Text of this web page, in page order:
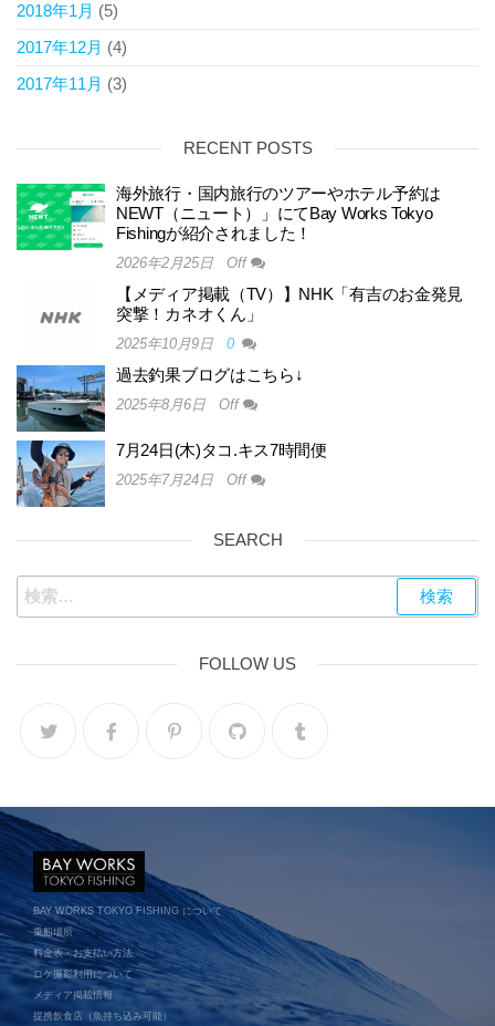
2018年1月 (5)
2017年12月 (4)
2017年11月 (3)
RECENT POSTS
海外旅行・国内旅行のツアーやホテル予約は
NEWT（ニュート）」にてBay Works Tokyo
Fishingが紹介されました！
2026年2月25日 Off
【メディア掲載（TV）】NHK「有吉のお金発見
突撃！カネオくん」
2025年10月9日 0
過去釣果ブログはこちら↓
2025年8月6日 Off
7月24日(木)タコ.キス7時間便
2025年7月24日 Off
SEARCH
FOLLOW US
BAY WORKS TOKYO FISHING について
乗船場所
料金表・お支払い方法
ロケ撮影利用について
メディア掲載情報
提携飲食店（魚持ち込み可能）